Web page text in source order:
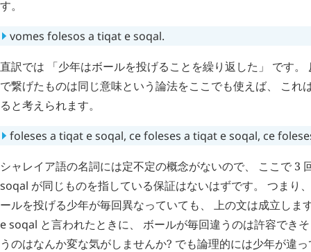
す。
vomes folesos a tiqat esoqal.
直訳では 「少年はボールを投げることを繰り返した」 です
で繋げたものは同じ意味という論法をここでも使えば、 これ
ると考えられます。
foleses a tiqat esoqal, cefoleses a tiqat esoqal, ce
シャレイア語の名詞には定不定の概念がないので、 ここで 3
soqal が同じものを指している保証はないはずです。 つまり
ールを投げる少年が毎回異なっていても、 上の文は成立しま
esoqal と言われたときに、 ボールが毎回違うのは許容でき
うのはなんか変な気がしませんか? でも論理的には少年が違